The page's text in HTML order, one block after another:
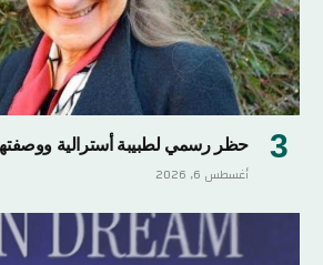
حظر رسمي لطبيبة أسترالية
أغسطس 6, 2026